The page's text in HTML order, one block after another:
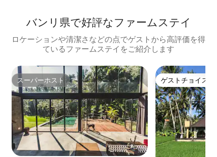
バンリ県で好評なファームステイ
ロケーションや清潔さなどの点でゲストから高評価を得
ているファームステイをご紹介します
スーパーホスト
スーパーホスト ゲストチョイス
ゲストチョイス